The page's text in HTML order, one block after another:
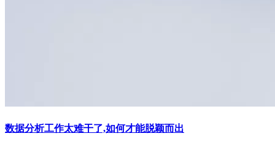
数据分析工作太难干了,如何才能脱颖而出